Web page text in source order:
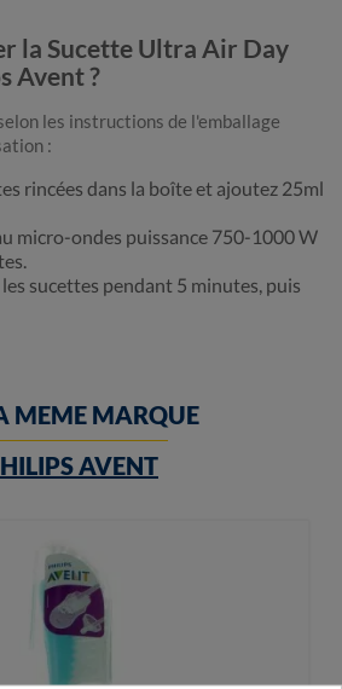
la Sucette Ultra Air Day
Avent ?
les instructions de l'emballage
:
rincées dans la boîte et ajoutez 25ml
micro-ondes puissance 750-1000 W
sucettes pendant 5 minutes, puis
MEME MARQUE
AVENT